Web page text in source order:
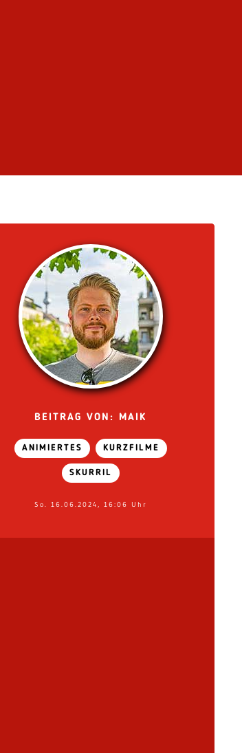
BEITRAG VON: MAIK
ANIMIERTES KURZFILME
SKURRIL
So. 16.06.2024, 16:06 Uhr